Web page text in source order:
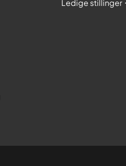
Ledige stillinger